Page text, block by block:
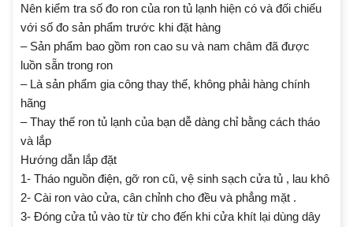
Nên kiểm tra số đo ron của ron tủ lạnh hiện có và đối chiếu
với số đo sản phẩm trước khi đặt hàng
– Sản phẩm bao gồm ron cao su và nam châm đã được
luồn sẵn trong ron
– Là sản phẩm gia công thay thế, không phải hàng chính
hãng
– Thay thế ron tủ lạnh của bạn dễ dàng chỉ bằng cách tháo
và lắp
Hướng dẫn lắp đặt
1- Tháo nguồn điện, gỡ ron cũ, vệ sinh sạch cửa tủ , lau khô
2- Cài ron vào cửa, cân chỉnh cho đều và phẳng mặt .
3- Đóng cửa tủ vào từ từ cho đến khi cửa khít lại dùng dây